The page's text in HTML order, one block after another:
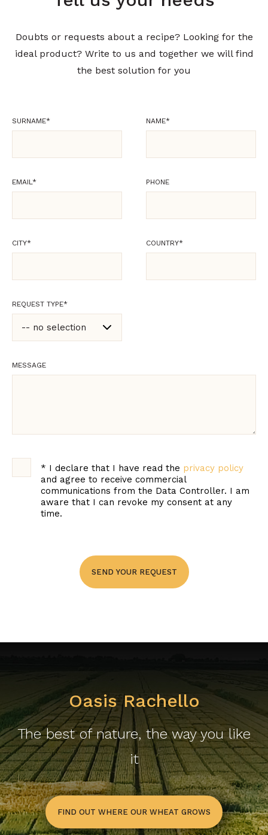
Doubts or requests about a recipe? Looking for the
ideal product? Write to us and together we will find
the best solution for you
SURNAME* NAME*
EMAIL * PHONE
CITY* COUNTRY*
REQUEST TYPE*
-- no selection
Commercial or
and recipes
Marketing
MESSAGE
* I declare that I have read the privacy policy
and agree to receive commercial
communications from the Data Controller. I am
aware that I can revoke my consent at any
time.
SEND YOUR REQUEST
Oasis Rachello
The best of nature, the way you like
it
FIND OUT WHERE OUR WHEAT GROWS